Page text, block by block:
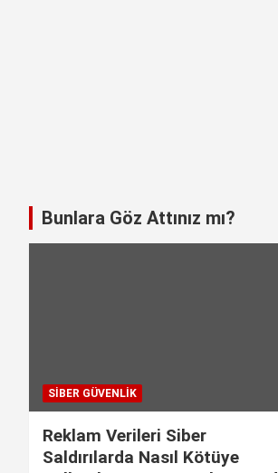
Bunlara Göz Attınız mı?
SIBER GÜVENLIK
Reklam Verileri Siber
Saldırılarda Nasıl Kötüye